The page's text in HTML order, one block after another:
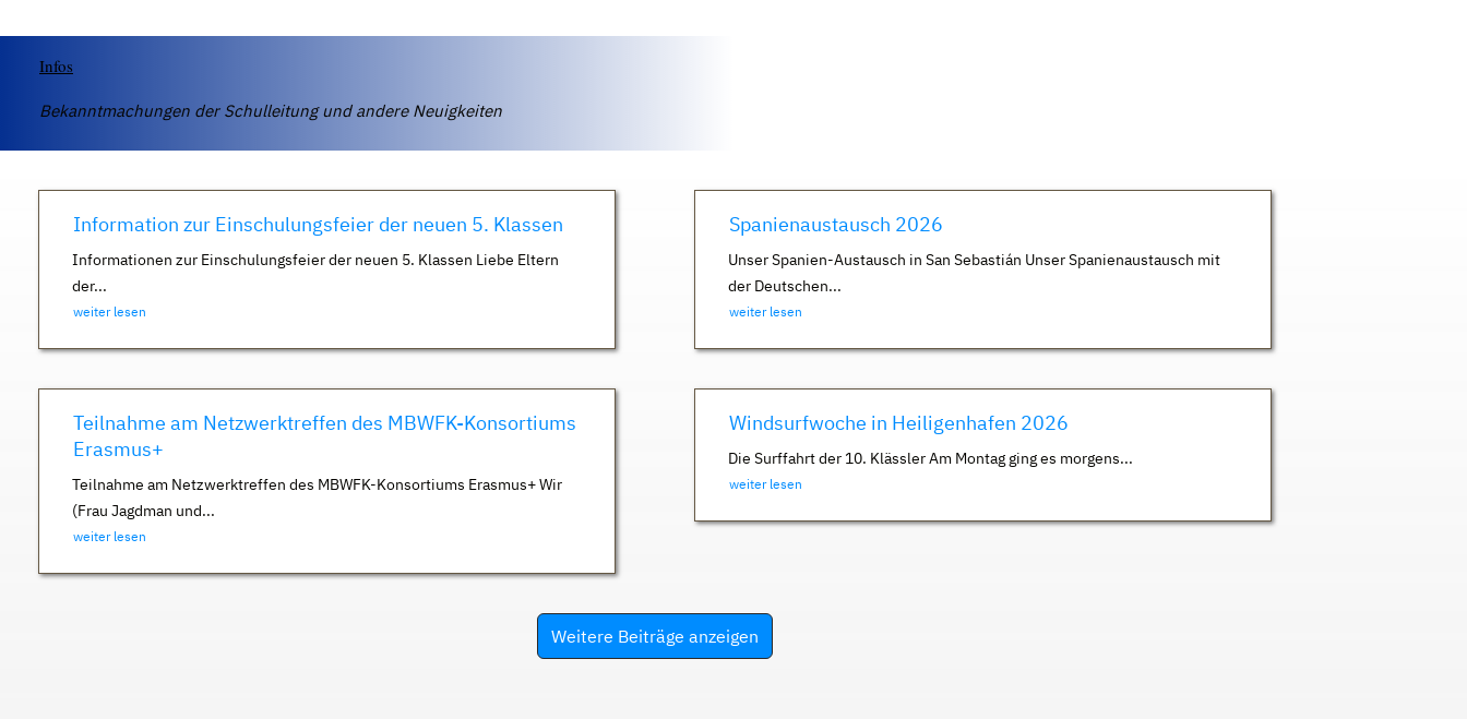
Infos
Bekanntmachungen der Schulleitung und andere Neuigkeiten
Information zur Einschulungsfeier der neuen 5. Klassen
Informationen zur Einschulungsfeier der neuen 5. Klassen Liebe Eltern
der...
weiter lesen
Spanienaustausch 2026
Unser Spanien-Austausch in San Sebastián Unser Spanienaustausch mit
der Deutschen...
weiter lesen
Teilnahme am Netzwerktreffen des MBWFK-Konsortiums
Erasmus+
Teilnahme am Netzwerktreffen des MBWFK-Konsortiums Erasmus+ Wir
(Frau Jagdman und...
weiter lesen
Windsurfwoche in Heiligenhafen 2026
Die Surffahrt der 10. Klässler Am Montag ging es morgens...
weiter lesen
Weitere Beiträge anzeigen